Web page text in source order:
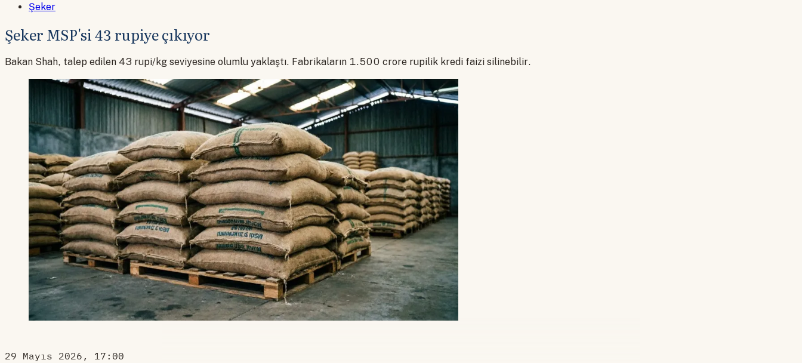
Şeker
Şeker MSP'si 43 rupiye çıkıyor
Bakan Shah, talep edilen 43 rupi/kg seviyesine olumlu yaklaştı. Fabrikaların 1.500 crore rupilik kredi faizi silinebilir.
29 Mayıs 2026, 17:00